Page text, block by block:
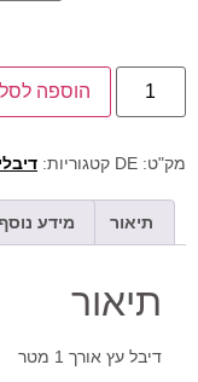
הוספה לסל
מק"ט:DE קטגוריות:
תיאור מידע נוסף
תיאור
דיבל עץ אורך 1 מטר